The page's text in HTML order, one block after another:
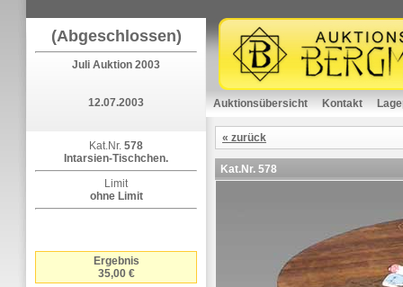
(Abgeschlossen)
Juli Auktion 2003
12.07.2003
Kat.Nr. 578
Intarsien-Tischchen.
Limit
ohne Limit
Ergebnis
35,00 €
Auktionsübersicht Kontakt
« zurück
Kat.Nr. 578